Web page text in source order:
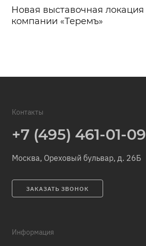
Новая выставочная локация
компании «Теремъ»
Контакты
+7 (495) 461-01-09
Москва, Ореховый бульвар, д. 26Б
ЗАКАЗАТЬ ЗВОНОК
Информация